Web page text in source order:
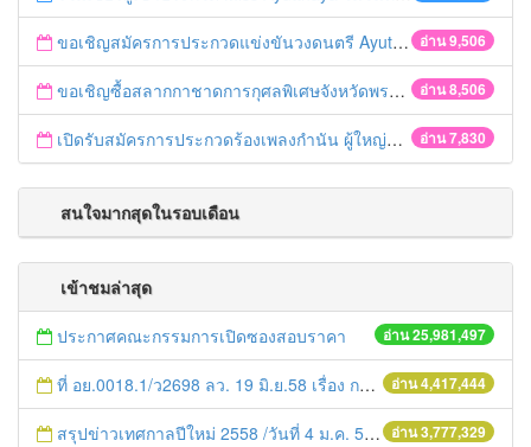
อ่าน 9,506
ขอเชิญสมัครการประกวดแข่งขันวงดนตรี Ayutthaya battle of the bands
อ่าน 8,506
ขอเชิญซื้อสลากกาชาดการกุศลพิเศษจังหวัดพระนครศรีอยุธยา 2560
อ่าน 7,830
เปิดรับสมัครการประกวดร้องเพลงกำนัน ผู้ใหญ่บ้าน ฯลฯ
สนใจมากสุดในรอบเดือน
เข้าชมล่าสุด
อ่าน 25,981,497
ประกาศคณะกรรมการเปิดซองสอบราคา
อ่าน 4,417,444
ที่ อย.0018.1/ว2698 ลว. 19 มิ.ย.58 เรื่อง การแก้ไขปัญหาหนี้สินให้แก่เกษตรกร
อ่าน 3,777,329
สรุปข่าวเทศกาลปีใหม่ 2558 /วันที่ 4 ม.ค. 58